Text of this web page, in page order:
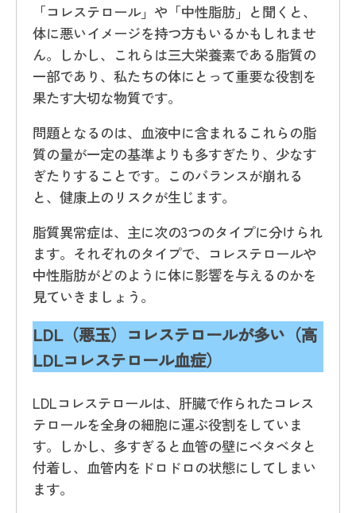
「コレステロール」や「中性脂肪」と聞くと、
体に悪いイメージを持つ方もいるかもしれませ
ん。しかし、これらは三大栄養素である脂質の
一部であり、私たちの体にとって重要な役割を
果たす大切な物質です。
問題となるのは、血液中に含まれるこれらの脂
質の量が一定の基準よりも多すぎたり、少なす
ぎたりすることです。このバランスが崩れる
と、健康上のリスクが生じます。
脂質異常症は、主に次の3つのタイプに分けられ
ます。それぞれのタイプで、コレステロールや
中性脂肪がどのように体に影響を与えるのかを
見ていきましょう。
LDL（悪玉）コレステロールが多い（高
LDLコレステロール血症）
LDLコレステロールは、肝臓で作られたコレス
テロールを全身の細胞に運ぶ役割をしていま
す。しかし、多すぎると血管の壁にベタベタと
付着し、血管内をドロドロの状態にしてしまい
ます。